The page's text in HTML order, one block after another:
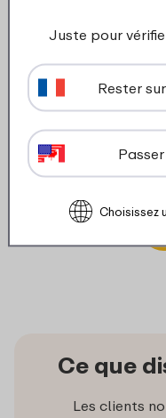
Bouchon
green
Ce que
Les clients
Juste pour
Rester sur